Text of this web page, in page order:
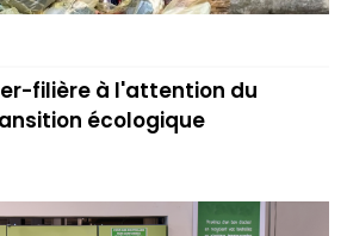
filière à l'attention du
écologique